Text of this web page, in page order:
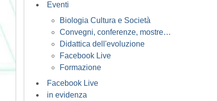
Eventi
Biologia Cultura e Società
Convegni, conferenze, mostre…
Didattica dell'evoluzione
Facebook Live
Formazione
Facebook Live
in evidenza